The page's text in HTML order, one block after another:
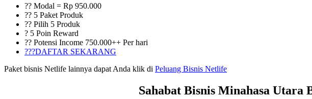
?? Modal = Rp 950.000
?? 5 Paket Produk
?? Pilih 5 Produk
? 5 Poin Reward
?? Potensi Income 750.000++ Per hari
???DAFTAR SEKARANG
Paket bisnis Netlife lainnya dapat Anda klik di Peluang Bisnis Netlife
Sahabat Bisnis Minahasa Utara